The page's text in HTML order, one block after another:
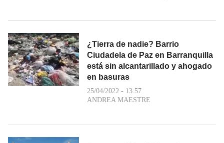
¿Tierra de nadie? Barrio
Ciudadela de Paz en Barranquilla
está sin alcantarillado y ahogado
en basuras
25/04/2022 - 13:57
ANDREA MAESTRE